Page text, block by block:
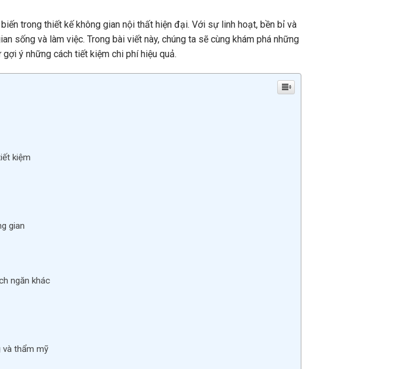
trong thiết kế không gian nội thất hiện đại. Với sự linh hoạt, bền bỉ và
sống và làm việc. Trong bài viết này, chúng ta sẽ cùng khám phá những
ý những cách tiết kiệm chi phí hiệu quả.
kiệm
gian
ngăn khác
và thẩm mỹ